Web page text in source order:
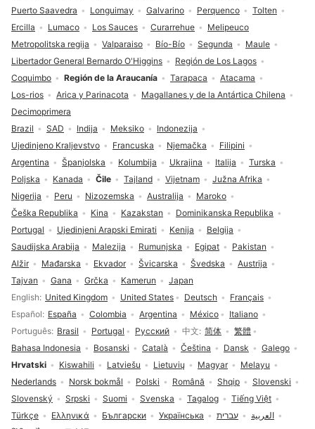
Odabir jezika
English United Kingdom United States Deutsch
Français
Español
España Colombia Argentina México
Italiano
Português Brasil Portugal Русский 中文 简体
繁體
Bahasa Indonesia
Bosanski Català Čeština Dansk
Galego
Hrvatski
Kiswahili Latviešu Lietuvių Magyar
Melayu
Nederlands
Norsk bokmål Polski Română Shqip
Slovenski
Slovenský
Srpski Suomi Svenska Tagalog
Tiếng Việt
Türkçe
Ελληνικά Български Українська עברית
العربية
Brazil SAD Indija Meksiko
Indonezija
Ujedinjeno Kraljevstvo
Francuska Njemačka
Filipini
Argentina
Španjolska Kolumbija Ukrajina Italija
Turska
Poljska
Kanada Čile Tajland Vijetnam
Južna Afrika
Nigerija
Peru Nizozemska Australija
Maroko
Češka Republika
Kina Kazakstan
Dominikanska Republika
Portugal
Ujedinjeni Arapski Emirati Kenija
Belgija
Saudijska Arabija
Malezija Rumunjska Egipat
Pakistan
Alžir
Mađarska Ekvador Švicarska Švedska
Austrija
Tajvan
Gana Grčka Kamerun Japan
Metropolitska regija Valparaiso Bío-Bío Segunda
Maule
Libertador General Bernardo O'Higgins
Región de Los Lagos
Coquimbo
Región de la Araucanía Tarapaca
Atacama
Los-rios
Arica y Parinacota
Magallanes y de la Antártica Chilena
Decimoprimera
Puerto Saavedra
Longuimay Galvarino Perquenco
Tolten
Ercilla
Lumaco Los Sauces Curarrehue Melipeuco